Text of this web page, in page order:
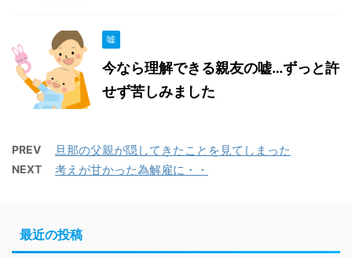
嘘
今なら理解できる親友の嘘…ずっと許
せず苦しみました
PREV 旦那の父親が隠してきたことを見てしまった
NEXT 考えが甘かった為解雇に・・
最近の投稿